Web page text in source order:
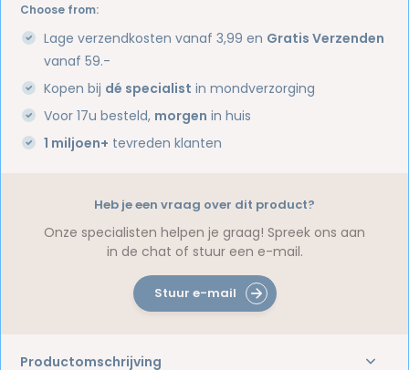
Choose from:
Lage verzendkosten vanaf 3,99 en Gratis Verzenden
vanaf 59.-
Kopen bij dé specialist in mondverzorging
Voor 17u besteld, morgen in huis
1 miljoen+ tevreden klanten
Productomschrijving
Heb je een vraag over dit product?
Onze specialisten helpen je graag! Spreek ons aan
in de chat of stuur een e-mail.
Stuur e-mail